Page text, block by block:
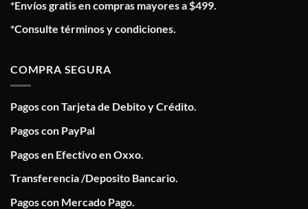
*Envíos gratis en compras mayores a $499.
*Consulte términos y condiciones.
COMPRA SEGURA
Pagos con Tarjeta de Debito y Crédito.
Pagos con PayPal
Pagos en Efectivo en Oxxo.
Transferencia /Deposito Bancario.
Pagos con Mercado Pago.